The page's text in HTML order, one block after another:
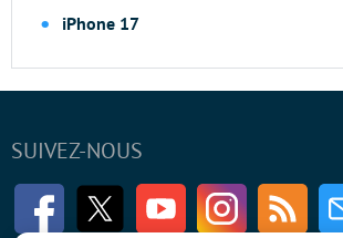
iPhone 17
SUIVEZ-NOUS
FacebookTwitter Youtube InstagramRSS